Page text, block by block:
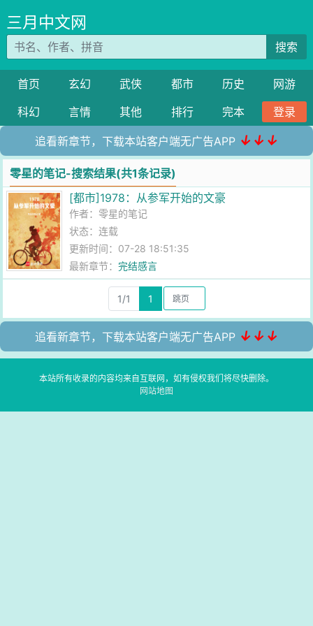
三月中文网
搜索
首页 玄幻 武侠 都市 历史
网游
科幻
言情 其他 排行 完本 登录
追看新章节，下载本站客户端无广告APP ↓↓↓
零星的笔记-搜索结果(共1条记录)
[都市]1978：从参军开始的文豪
作者： 零星的笔记
状态：连载
更新时间：07-28 18:51:35
最新章节：完结感言
1/1 1
追看新章节，下载本站客户端无广告APP ↓↓↓
本站所有收录的内容均来自互联网，如有侵权我们将尽快删除。
网站地图